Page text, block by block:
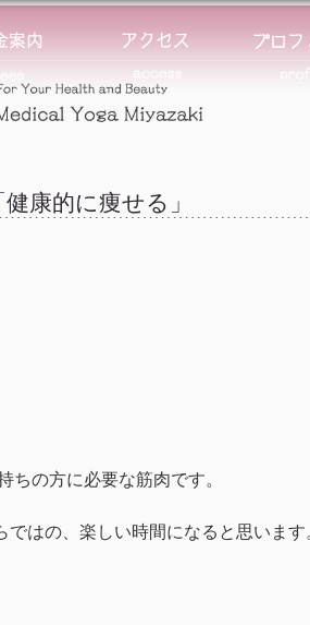
康的に痩せる」
ちの方に必要な筋肉です。
はの、楽しい時間になると思います